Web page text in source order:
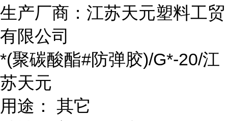
生产厂商：江苏天元塑料工贸
有限公司
*(聚碳酸酯#防弹胶)/G*-20/江
苏天元
用途： 其它